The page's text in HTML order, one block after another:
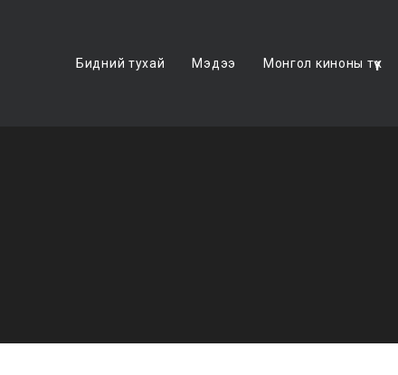
Бидний тухай Мэдээ Монгол киноны түүх